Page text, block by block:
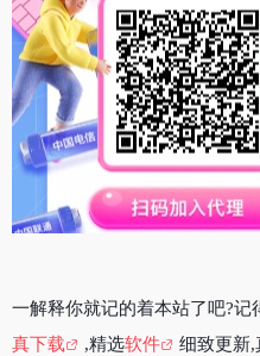
一解释你就记的着本站了吧?记
真下载
,精选软件 细致更新,